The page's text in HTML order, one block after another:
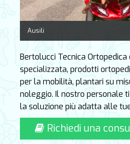
Ausili
Bertolucci Tecnica
specializzata, prodotti
per la mobilità, plantari su
noleggio. Il nostro personale
la soluzione più adatta alle
Richiedi una